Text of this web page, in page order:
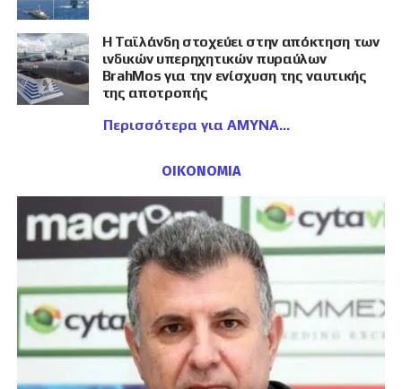
Η Ταϊλάνδη στοχεύει στην απόκτηση των
ινδικών υπερηχητικών πυραύλων
BrahMos για την ενίσχυση της ναυτικής
της αποτροπής
Περισσότερα για ΑΜΥΝΑ
ΟΙΚΟΝΟΜΙΑ